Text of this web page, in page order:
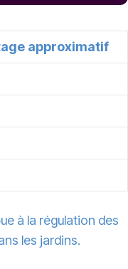
approximatif
à la régulation des
les jardins.